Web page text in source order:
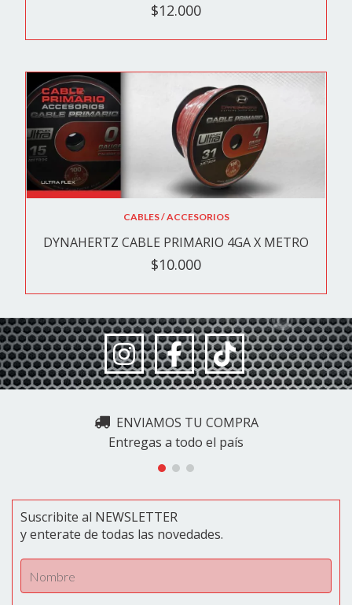
$12.000
CABLES / ACCESORIOS
DYNAHERTZ CABLE PRIMARIO 4GA X METRO
$10.000
ENVIAMOS TU COMPRA
Entregas a todo el país
Suscribite al NEWSLETTER
y enterate de todas las novedades.